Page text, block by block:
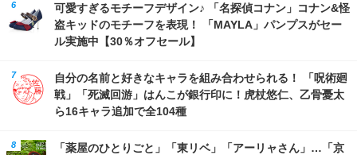
可愛すぎるモチーフデザイン♪ 「名探偵コナン」コナン&怪
盗キッドのモチーフを表現！ 「MAYLA」パンプスがセー
ル実施中【30％オフセール】
自分の名前と好きなキャラを組み合わせられる！ 「呪術廻
戦」「死滅回游」はんこが銀行印に！虎杖悠仁、乙骨憂太
ら16キャラ追加で全104種
「薬屋のひとりごと」「東リベ」「アーリャさん」…「京